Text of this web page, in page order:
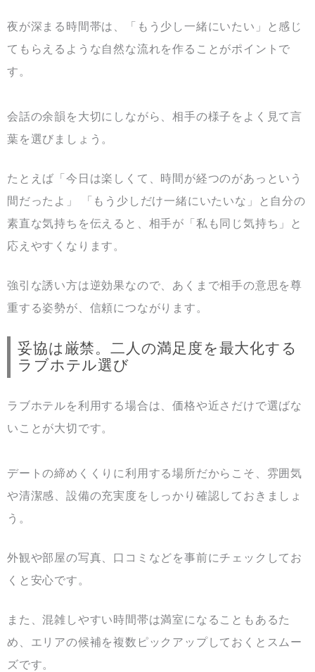
夜が深まる時間帯は、「もう少し一緒にいたい」と感じ
てもらえるような自然な流れを作ることがポイントで
す。
会話の余韻を大切にしながら、相手の様子をよく見て言
葉を選びましょう。
たとえば「今日は楽しくて、時間が経つのがあっという
間だったよ」 「もう少しだけ一緒にいたいな」と自分の
素直な気持ちを伝えると、相手が「私も同じ気持ち」と
応えやすくなります。
強引な誘い方は逆効果なので、あくまで相手の意思を尊
重する姿勢が、信頼につながります。
妥協は厳禁。二人の満足度を最大化する
ラブホテル選び
ラブホテルを利用する場合は、価格や近さだけで選ばな
いことが大切です。
デートの締めくくりに利用する場所だからこそ、雰囲気
や清潔感、設備の充実度をしっかり確認しておきましょ
う。
外観や部屋の写真、口コミなどを事前にチェックしてお
くと安心です。
また、混雑しやすい時間帯は満室になることもあるた
め、エリアの候補を複数ピックアップしておくとスムー
ズです。